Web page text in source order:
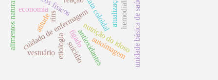
cuidado de enfermagemprata coloidal
etiologia
atualização
antioxidantes
alimentos naturais nutrição do idoso unidade básica de saúde
autoimagem
rins
suicídio
vestuário
economia
fígado
hemodialíse
atitude